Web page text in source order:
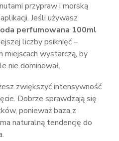
przypraw i morską
Jeśli używasz
perfumowana 100ml
liczby psiknięć –
wystarczą, by
nie dominował.
zwiększyć intensywność
Dobrze sprawdzają się
ponieważ baza z
naturalną tendencję do